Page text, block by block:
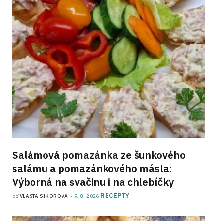
Salámová pomazánka ze šunkového
salámu a pomazánkového másla:
Výborná na svačinu i na chlebíčky
odVLASTA SIKOROVÁ 9. 8. 2026 RECEPTY